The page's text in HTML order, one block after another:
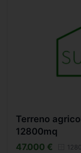
Terreno
12800mq
47.000 €